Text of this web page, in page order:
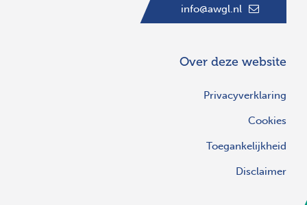
info@awgl.nl
Over deze website
Privacyverklaring
Cookies
Toegankelijkheid
Disclaimer